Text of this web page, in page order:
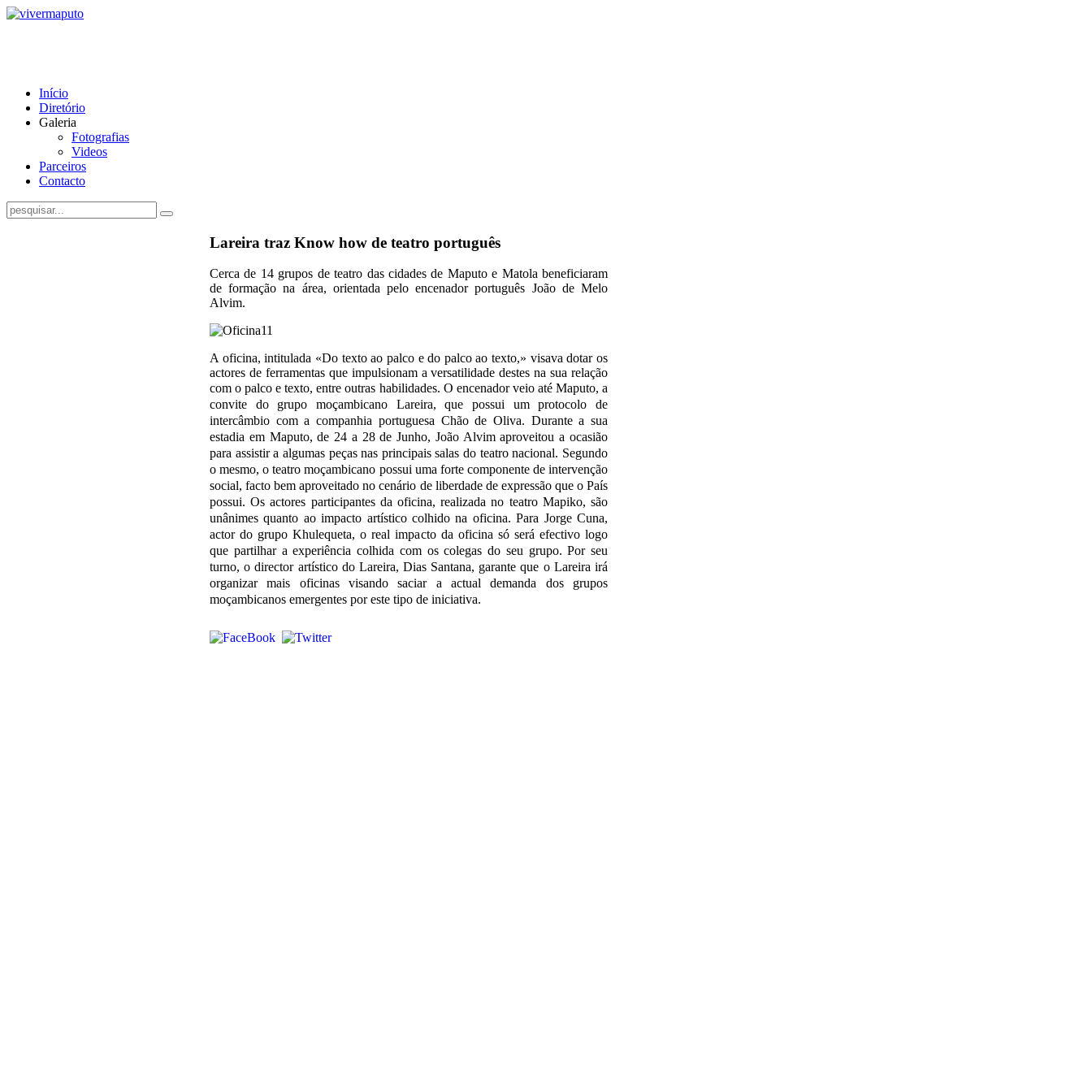
Início
Diretório
Galeria
Fotografias
Videos
Parceiros
Contacto
Lareira traz Know how de teatro português
Cerca de 14 grupos de teatro das cidades de Maputo e Matola beneficiaram
de formação na área, orientada pelo encenador português João de Melo
Alvim.
A oficina, intitulada «Do texto ao palco e do palco ao texto,» visava dotar os
actores de ferramentas que impulsionam a versatilidade destes na sua relação
com o palco e texto, entre outras habilidades. O encenador veio até Maputo, a
convite do grupo moçambicano Lareira, que possui um protocolo de
intercâmbio com a companhia portuguesa Chão de Oliva. Durante a sua
estadia em Maputo, de 24 a 28 de Junho, João Alvim aproveitou a ocasião
para assistir a algumas peças nas principais salas do teatro nacional. Segundo
o mesmo, o teatro moçambicano possui uma forte componente de intervenção
social, facto bem aproveitado no cenário de liberdade de expressão que o País
possui.Os actores participantes da oficina, realizada no teatro Mapiko, são
unânimes quanto ao impacto artístico colhido na oficina. Para Jorge Cuna,
actor do grupo Khulequeta, o real impacto da oficina só será efectivo logo
que partilhar a experiência colhida com os colegas do seu grupo. Por seu
turno, o director artístico do Lareira, Dias Santana, garante que o Lareira irá
organizar mais oficinas visando saciar a actual demanda dos grupos
moçambicanos emergentes por este tipo de iniciativa.